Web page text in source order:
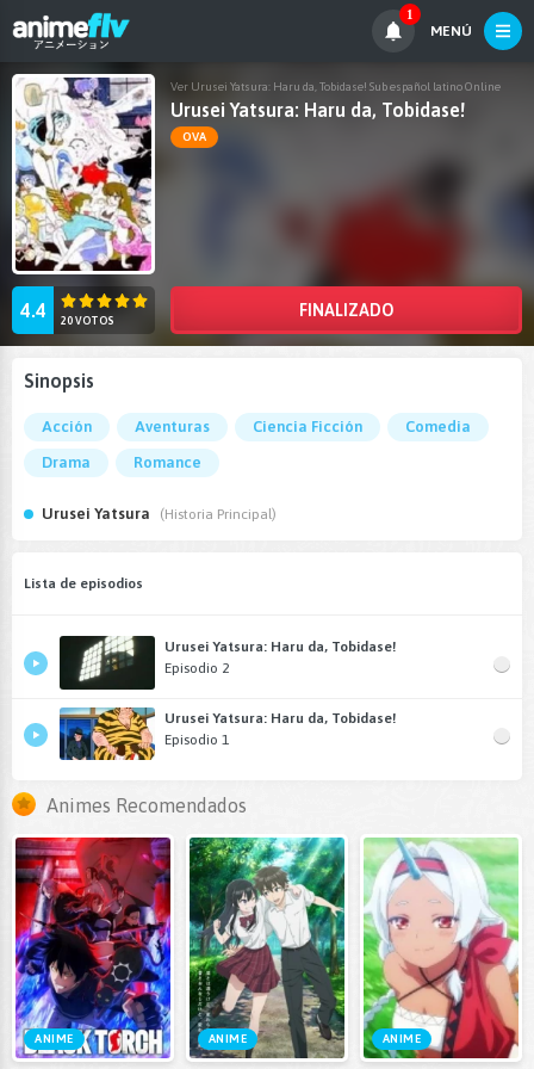
1
MENÚ
Ver Urusei Yatsura: Haru da, Tobidase! Sub español latino Online
Urusei Yatsura: Haru da, Tobidase!
OVA
4.4 20 VOTOS
FINALIZADO
Sinopsis
Acción Aventuras Ciencia Ficción
Comedia
Drama
Romance
Urusei Yatsura (Historia Principal)
Lista de episodios
Urusei Yatsura: Haru da, Tobidase!
Episodio 2
Urusei Yatsura: Haru da, Tobidase!
Episodio 1
Animes Recomendados
ANIME ANIME ANIME